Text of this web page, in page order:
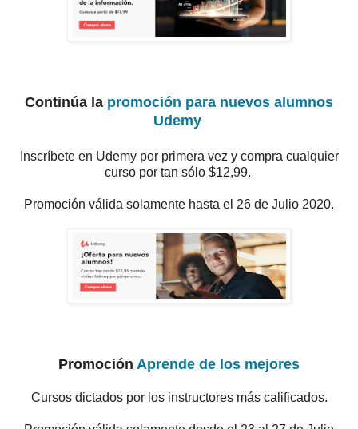
Continúa la promoción para nuevos alumnos
Udemy
Inscríbete en Udemy por primera vez y compra cualquier
curso por tan sólo $12,99.
Promoción válida solamente hasta el 26 de Julio 2020.
Promoción Aprende de los mejores
Cursos dictados por los instructores más calificados.